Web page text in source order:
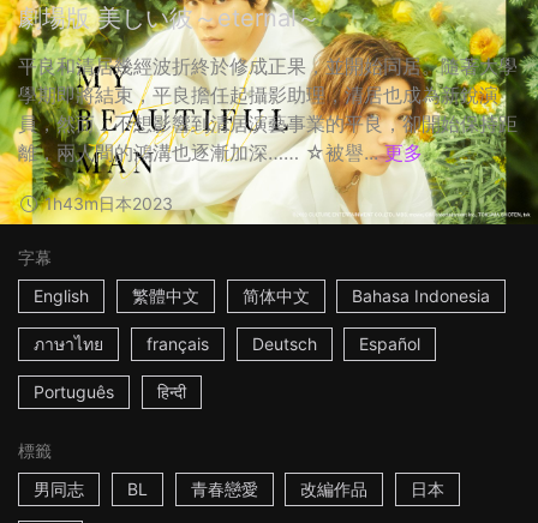
劇場版 美しい彼～eternal～
平良和清居幾經波折終於修成正果，並開始同居。隨著大學
學期即將結束，平良擔任起攝影助理，清居也成為新銳演
員，然而，不想影響到清居演藝事業的平良，卻開始保持距
離，兩人間的鴻溝也逐漸加深…… ☆被譽... 更多
1h43m日本2023
字幕
English
繁體中文 简体中文 Bahasa Indonesia
ภาษาไทย français Deutsch Español
Português हिन्दी
標籤
男同志
BL 青春戀愛 改編作品 日本